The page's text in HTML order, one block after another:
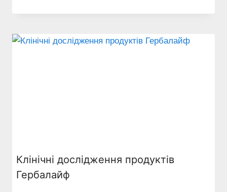
Клінічні дослідження продуктів
Гербалайф